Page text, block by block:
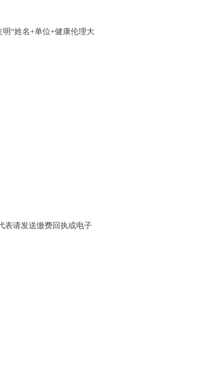
“姓名+单位+健康伦理大
表请发送缴费回执或电子